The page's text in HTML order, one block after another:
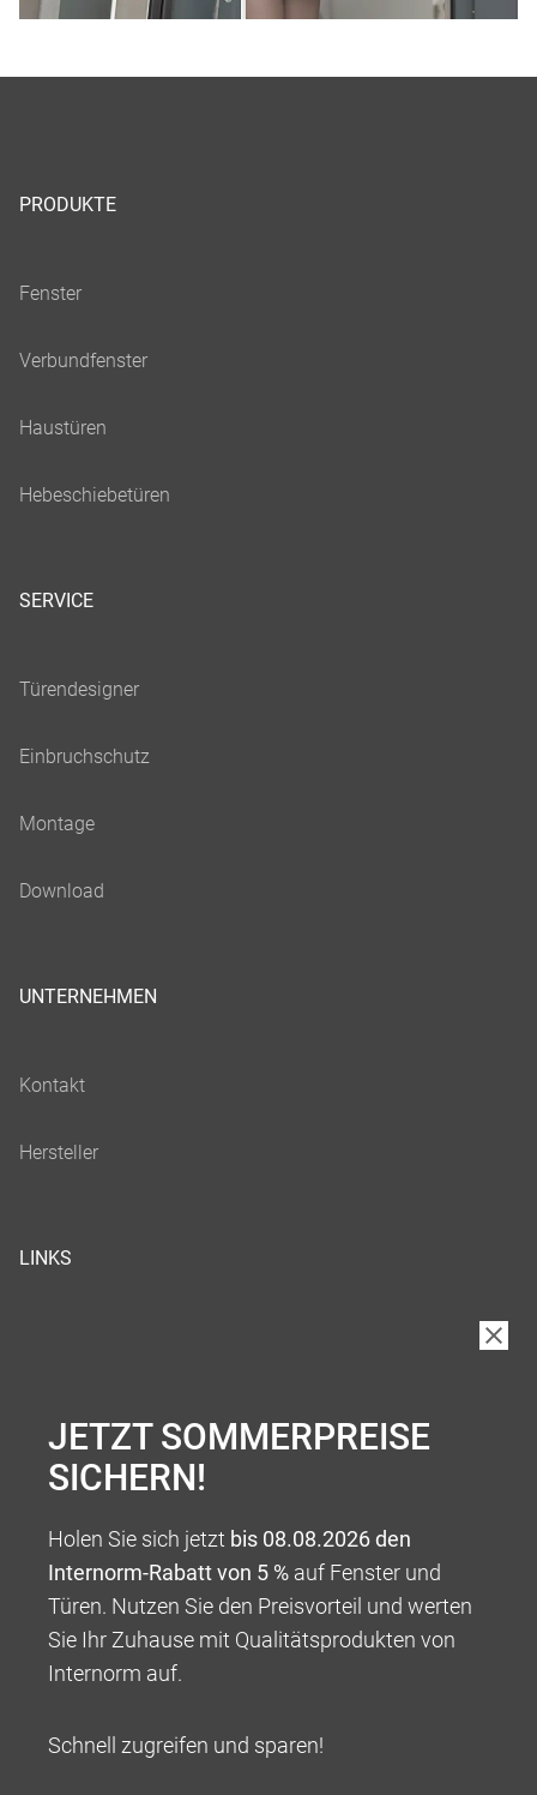
PRODUKTE
SERVICE
UNTERNEHMEN
LINKS
JETZT SOMMERPREISE
SICHERN!
Holen Sie sich jetzt bis 08.08.2026 den
Internorm-Rabatt von 5 % auf Fenster und
Türen. Nutzen Sie den Preisvorteil und werten
Sie Ihr Zuhause mit Qualitätsprodukten von
Internorm auf.
Schnell zugreifen und sparen!